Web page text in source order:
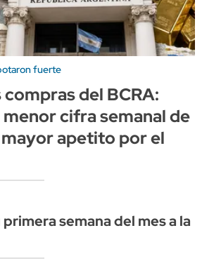
fuerte
del BCRA:
cifra semanal de
apetito por el
semana del mes a la